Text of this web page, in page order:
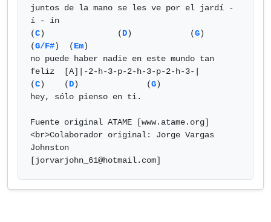
juntos de la mano se les ve por el jardí -
í - ín
(C)               (D)            (G)
(G/F#)  (Em)
no puede haber nadie en este mundo tan
feliz  [A]|-2-h-3-p-2-h-3-p-2-h-3-|
(C)    (D)              (G)
hey, sólo pienso en ti.
Fuente original ATAME [www.atame.org]
<br>Colaborador original: Jorge Vargas
Johnston
[jorvarjohn_61@hotmail.com]